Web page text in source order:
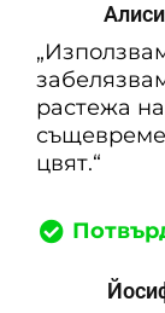
растежа
цвят.“